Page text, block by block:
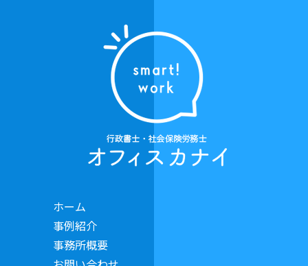
ホーム
事例紹介
事務所概要